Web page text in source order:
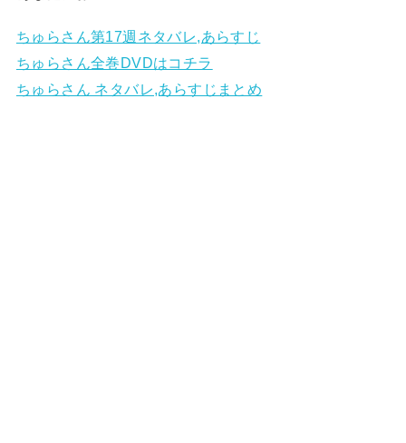
ちゅらさん第17週ネタバレ,あらすじ
ちゅらさん全巻DVDはコチラ
ちゅらさん ネタバレ,あらすじまとめ